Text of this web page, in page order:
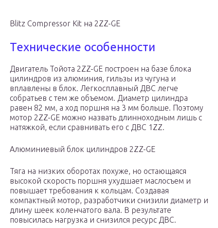
Blitz Compressor Kit на 2ZZ-GE
Технические особенности
Двигатель Тойота 2ZZ-GE построен на базе блока
цилиндров из алюминия, гильзы из чугуна и
вплавлены в блок. Легкосплавный ДВС легче
собратьев с тем же объемом. Диаметр цилиндра
равен 82 мм, а ход поршня на 3 мм больше. Поэтому
мотор 2ZZ-GE можно назвать длинноходным лишь с
натяжкой, если сравнивать его с ДВС 1ZZ.
Алюминиевый блок цилиндров 2ZZ-GE
Тяга на низких оборотах похуже, но остающаяся
высокой скорость поршня ухудшает маслосъем и
повышает требования к кольцам. Создавая
компактный мотор, разработчики снизили диаметр и
длину шеек коленчатого вала. В результате
повысилась нагрузка и снизился ресурс ДВС.